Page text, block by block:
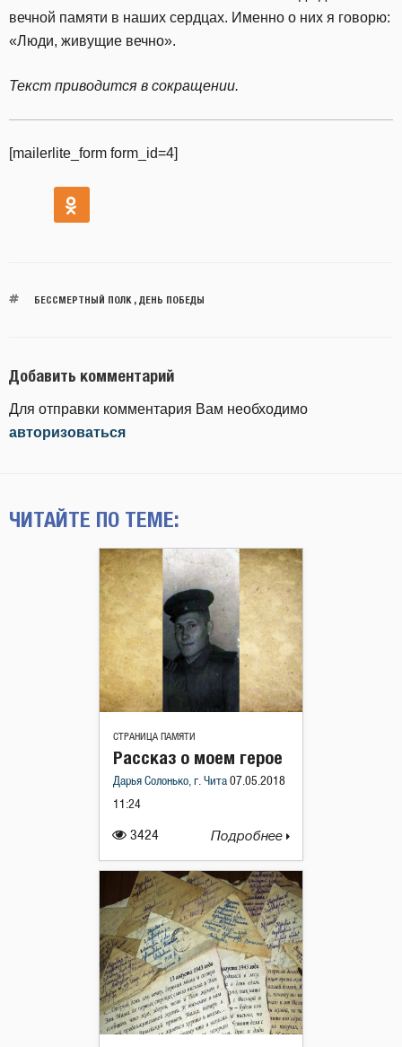
вечной памяти в наших сердцах. Именно о них я говорю:
«Люди, живущие вечно».
Текст приводится в сокращении.
[mailerlite_form form_id=4]
БЕССМЕРТНЫЙ ПОЛК, ДЕНЬ ПОБЕДЫ
Добавить комментарий
Для отправки комментария Вам необходимо
авторизоваться
ЧИТАЙТЕ ПО ТЕМЕ:
СТРАНИЦА ПАМЯТИ
3424
Рассказ о моем герое
Дарья Солонько, г. Чита 07.05.2018
11:24
Подробнее